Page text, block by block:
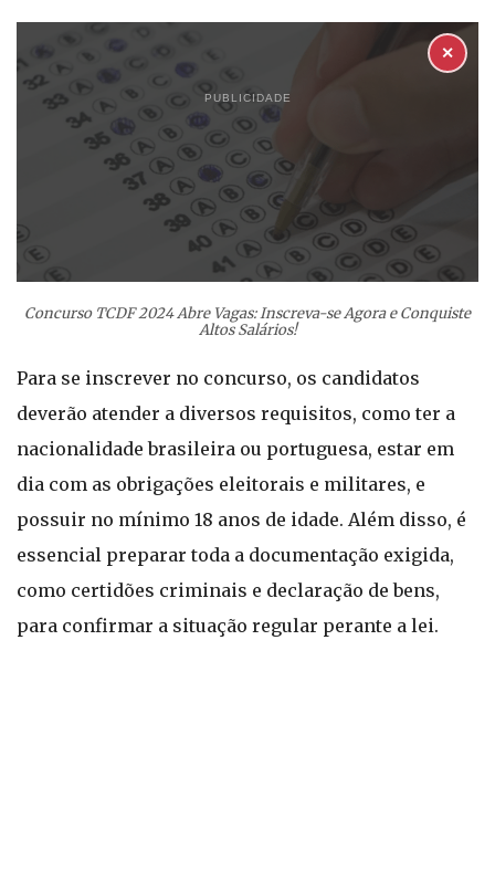
PUBLICIDADE
✕
Concurso TCDF 2024 Abre Vagas: Inscreva-se Agora e Conquiste
Altos Salários!
Para se inscrever no concurso, os candidatos
deverão atender a diversos requisitos, como ter a
nacionalidade brasileira ou portuguesa, estar em
dia com as obrigações eleitorais e militares, e
possuir no mínimo 18 anos de idade. Além disso, é
essencial preparar toda a documentação exigida,
como certidões criminais e declaração de bens,
para confirmar a situação regular perante a lei.